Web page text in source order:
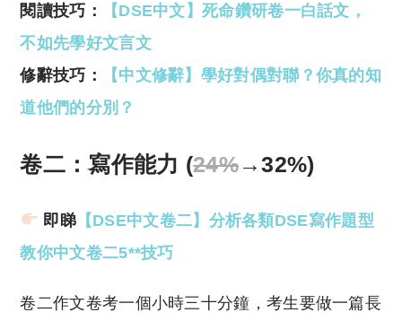
閱讀技巧：
【DSE中文】死命鑽研卷一白話文，
不如先學好文言文
修辭技巧：
【中文修辭】學好對偶對聯？你真的知
道他們的分別？
卷二：寫作能力 (24%→32%)
即睇【DSE中文卷二】分析各類DSE寫作題型
教你中文卷二5**技巧
卷二作文卷考一個小時三十分鐘，考生要做一篇長